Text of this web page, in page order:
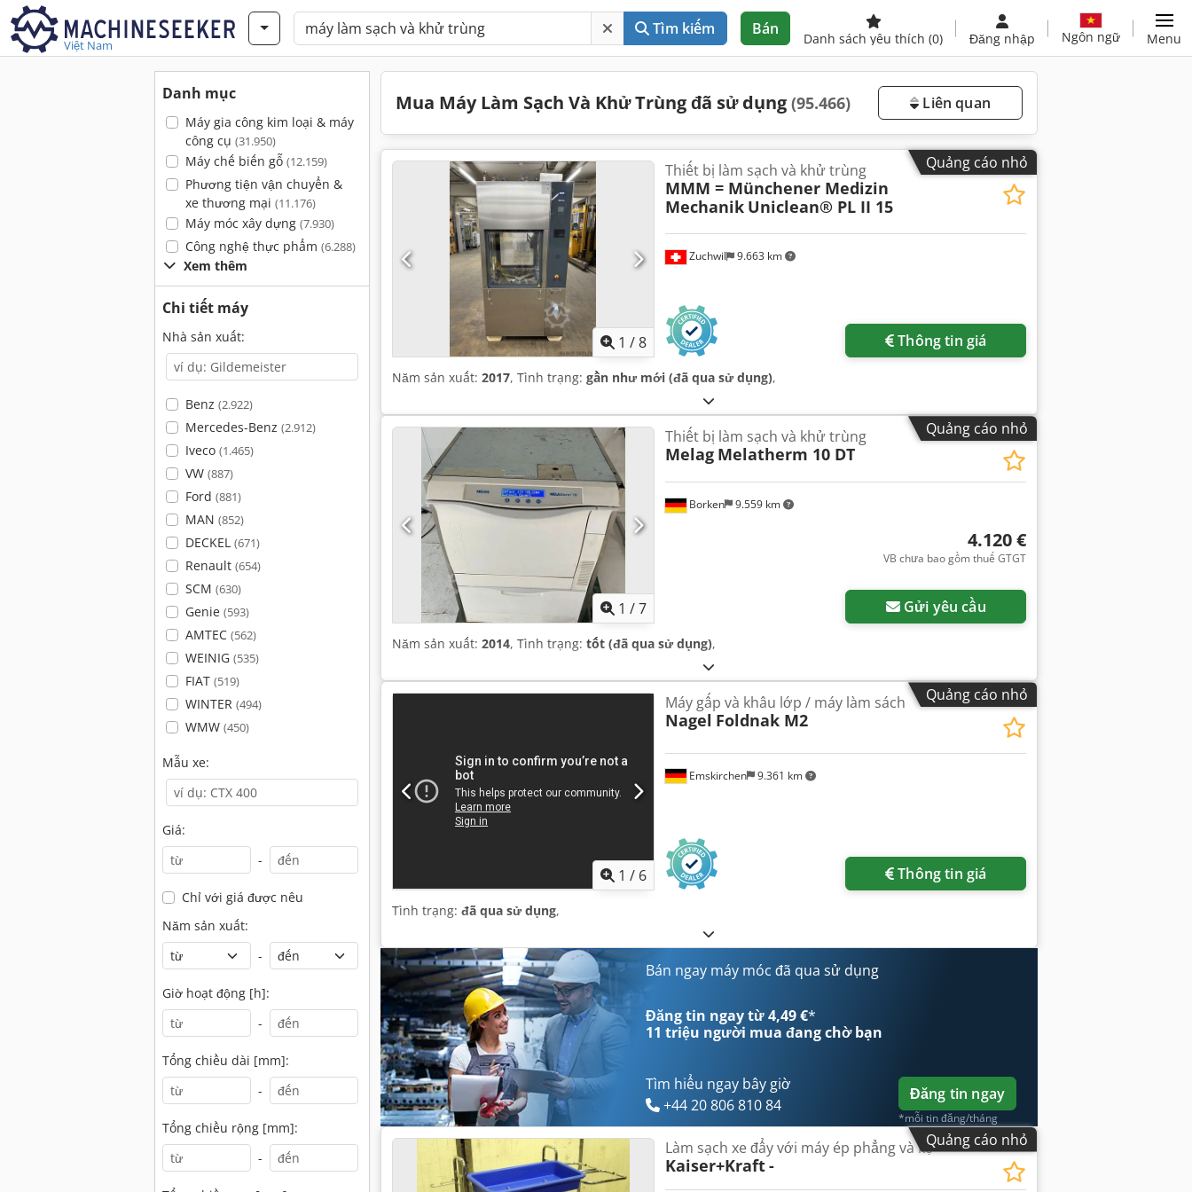
Việt Nam
Tìm kiếm Bán
Danh sách yêu thích (0) Đăng nhập Ngôn ngữ Menu
Danh mục
Máy gia công kim loại & máy
công cụ (31.950)
Máy chế biến gỗ (12.159)
Phương tiện vận chuyển &
xe thương mại (11.176)
Máy móc xây dựng (7.930)
Công nghệ thực phẩm (6.288)
Xem thêm
Chi tiết máy
Nhà sản xuất:
Benz (2.922)
Mercedes-Benz (2.912)
Iveco (1.465)
VW (887)
Ford (881)
MAN (852)
DECKEL (671)
Renault (654)
SCM (630)
Genie (593)
AMTEC (562)
WEINIG (535)
FIAT (519)
WINTER (494)
WMW (450)
Mẫu xe:
Giá:
-
Chỉ với giá được nêu
Năm sản xuất:
-
Giờ hoạt động [h]:
-
Tổng chiều dài [mm]:
-
Tổng chiều rộng [mm]:
-
Mua Máy Làm Sạch Và Khử Trùng đã sử dụng (95.466) Liên quan
Quảng cáo nhỏ
1 /8
Zuchwil 9.663 km
Thiết bị làm sạch và khử trùng
MMM = Münchener Medizin
Mechanik Uniclean® PL II 15
Thông tin giá
Năm sản xuất: 2017, Tình trạng: gần như mới (đã qua sử dụng),
Quảng cáo nhỏ
1 /7
Borken 9.559 km
Thiết bị làm sạch và khử trùng
Melag Melatherm 10 DT
4.120 €
VB chưa bao gồm thuế GTGT
Gửi yêu cầu
Năm sản xuất: 2014, Tình trạng: tốt (đã qua sử dụng),
Quảng cáo nhỏ
1 / 6
Emskirchen 9.361 km
Máy gấp và khâu lớp / máy làm sách
Nagel Foldnak M2
Thông tin giá
Tình trạng: đã qua sử dụng,
Bán ngay máy móc đã qua sử dụng
Đăng tin ngay từ 4,49 €*
11 triệu người mua đang chờ bạn
Tìm hiểu ngay bây giờ
+44 20 806 810 84
Đăng tin ngay
*mỗi tin đăng/tháng
Quảng cáo nhỏ
Làm sạch xe đẩy với máy ép phẳng và kệ
Kaiser+Kraft-